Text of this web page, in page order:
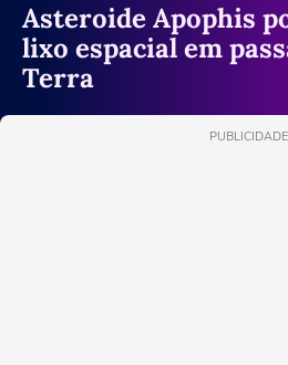
Asteroide Apophis
lixo espacial em
Terra
PUBLICIDADE